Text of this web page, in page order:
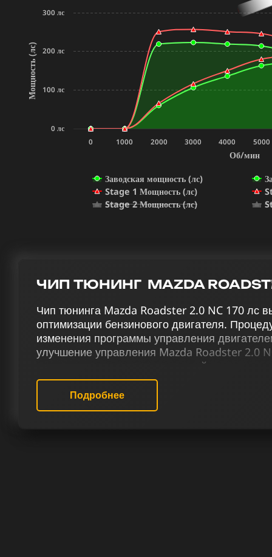
Об/мин
Мощность (лс)
Заводская мощность (лс)
Stage 1 Мощность (лс)
Stage 2 Мощность (лс)
0 1000 2000 3000 4000 5000
0 лс
100 лс
200 лс
300 лс
ЧИП ТЮНИНГ MAZDA
Чип тюнинга Mazda Roadster 2.0 NC 170 лс
оптимизации бензинового двигателя.
изменения программы управления
улучшение управления Mazda Roadster 2.0
тюнинговому комплексу, который
2), удаление катализатора (Евро-2),
EGR, внедрение эффекта отстрелов,
терморегуляции и снятие ограничения
Подробнее